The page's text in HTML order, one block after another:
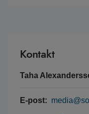
Kontakt
Taha
E-post: